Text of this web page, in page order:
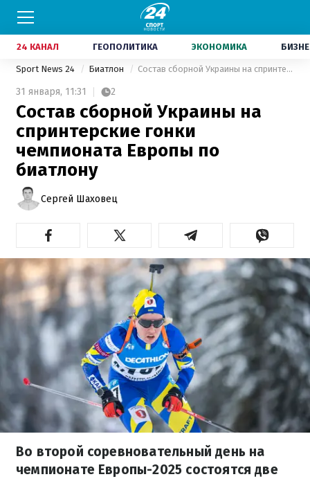
24 КАНАЛ ГЕОПОЛИТИКА ЭКОНОМИКА
Sport News 24 Биатлон Состав сборной Украины на спринтерские гонки чемпионата Европы по биатлону
31 января, 11:31 2
Состав сборной Украины на
спринтерские гонки
чемпионата Европы по
биатлону
Сергей Шаховец
Во второй соревновательный день на
чемпионате Европы-2025 состоятся две